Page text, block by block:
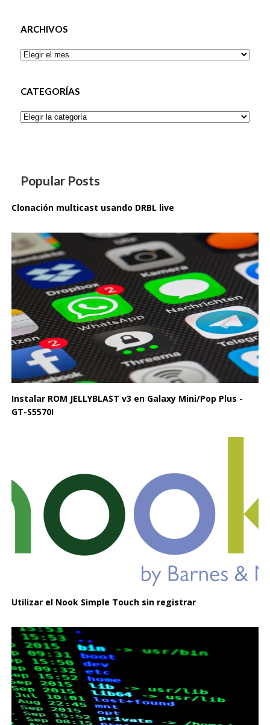
ARCHIVOS
Archivos
CATEGORÍAS
Categorías
Popular Posts
Clonación multicast usando DRBL live
Instalar ROM JELLYBLAST v3 en Galaxy Mini/Pop Plus -
GT-S5570I
Utilizar el Nook Simple Touch sin registrar